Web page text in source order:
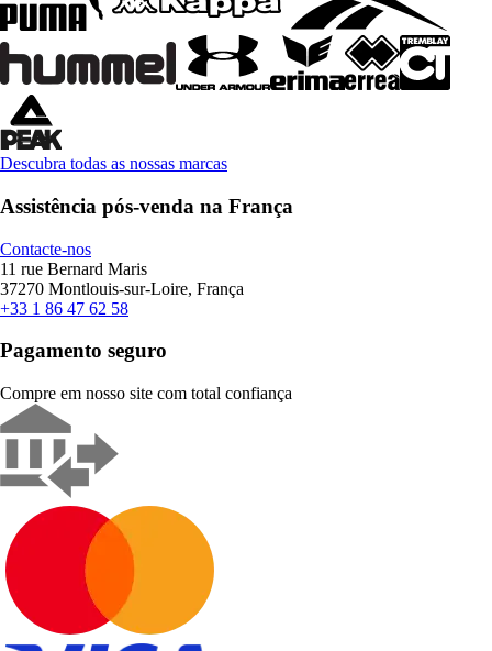
Descubra todas as nossas marcas
Assistência pós-venda na França
Contacte-nos
11 rue Bernard Maris
37270 Montlouis-sur-Loire, França
+33 1 86 47 62 58
Pagamento seguro
Compre em nosso site com total confiança